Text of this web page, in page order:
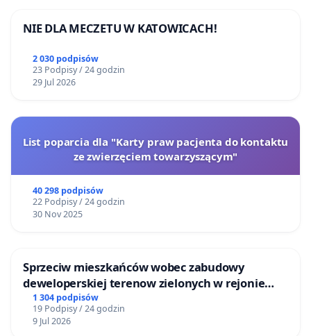
NIE DLA MECZETU W KATOWICACH!
2 030 podpisów
23 Podpisy / 24 godzin
29 Jul 2026
List poparcia dla "Karty praw pacjenta do kontaktu
ze zwierzęciem towarzyszącym"
40 298 podpisów
22 Podpisy / 24 godzin
30 Nov 2025
Sprzeciw mieszkańców wobec zabudowy
deweloperskiej terenow zielonych w rejonie
Bulwarów Straceńskich w Bielsku-Białej
1 304 podpisów
19 Podpisy / 24 godzin
9 Jul 2026